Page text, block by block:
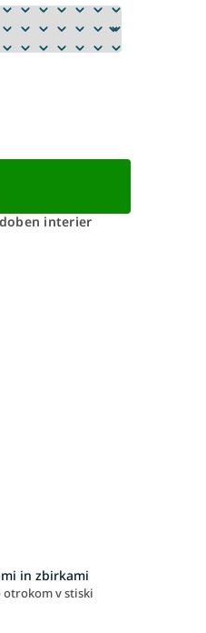
interier
in zbirkami
otrokom v stiski